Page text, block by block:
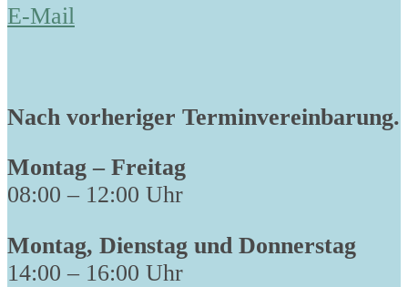
E-Mail
Nach vorheriger Terminvereinbarung.
Montag – Freitag
08:00 – 12:00 Uhr
Montag, Dienstag und Donnerstag
14:00 – 16:00 Uhr